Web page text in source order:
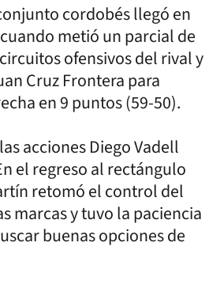
cordobés llegó en
metió un parcial de
ofensivos del rival y
Cruz Frontera para
en 9 puntos (59-50).
acciones Diego Vadell
el regreso al rectángulo
retomó el control del
marcas y tuvo la paciencia
buenas opciones de